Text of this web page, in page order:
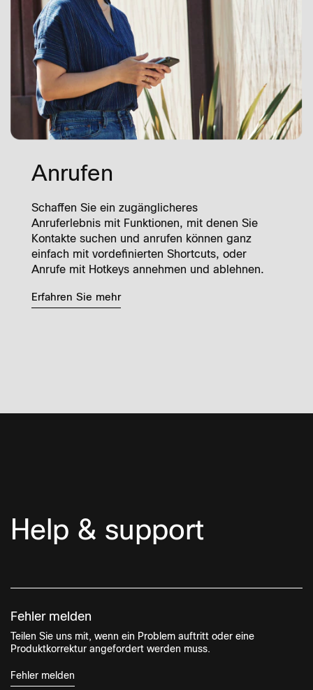
Anrufen
Schaffen Sie ein zugänglicheres
Anruferlebnis mit Funktionen, mit denen Sie
Kontakte suchen und anrufen können ganz
einfach mit vordefinierten Shortcuts, oder
Anrufe mit Hotkeys annehmen und ablehnen.
Erfahren Sie mehr
Help & support
Fehler melden
Teilen Sie uns mit, wenn ein Problem auftritt oder eine
Produktkorrektur angefordert werden muss.
Fehler melden